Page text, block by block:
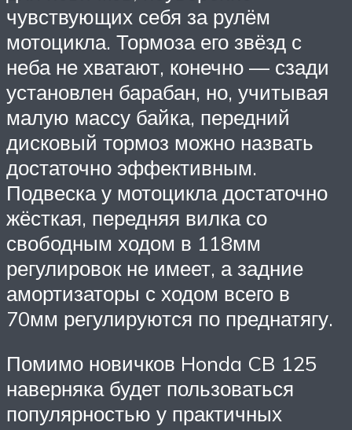
чувствующих себя за рулём
мотоцикла. Тормоза его звёзд с
неба не хватают, конечно — сзади
установлен барабан, но, учитывая
малую массу байка, передний
дисковый тормоз можно назвать
достаточно эффективным.
Подвеска у мотоцикла достаточно
жёсткая, передняя вилка со
свободным ходом в 118мм
регулировок не имеет, а задние
амортизаторы с ходом всего в
70мм регулируются по преднатягу.
Помимо новичков Honda CB 125
наверняка будет пользоваться
популярностью у практичных